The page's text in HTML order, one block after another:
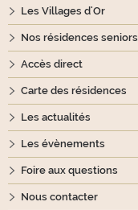
Les Villages d'Or
Nos résidences seniors
Accès direct
Carte des résidences
Les actualités
Les évènements
Foire aux questions
Nous contacter